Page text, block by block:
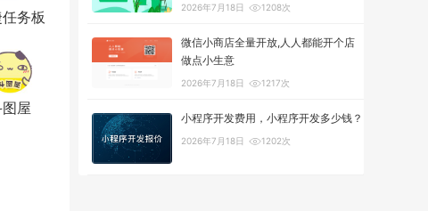
务板
屋
2026年7月18日 1208次
微信小商店全量开放,人人都能开个店
做点小生意
2026年7月18日 1217次
小程序开发费用，小程序开发多少钱？
2026年7月18日 1202次